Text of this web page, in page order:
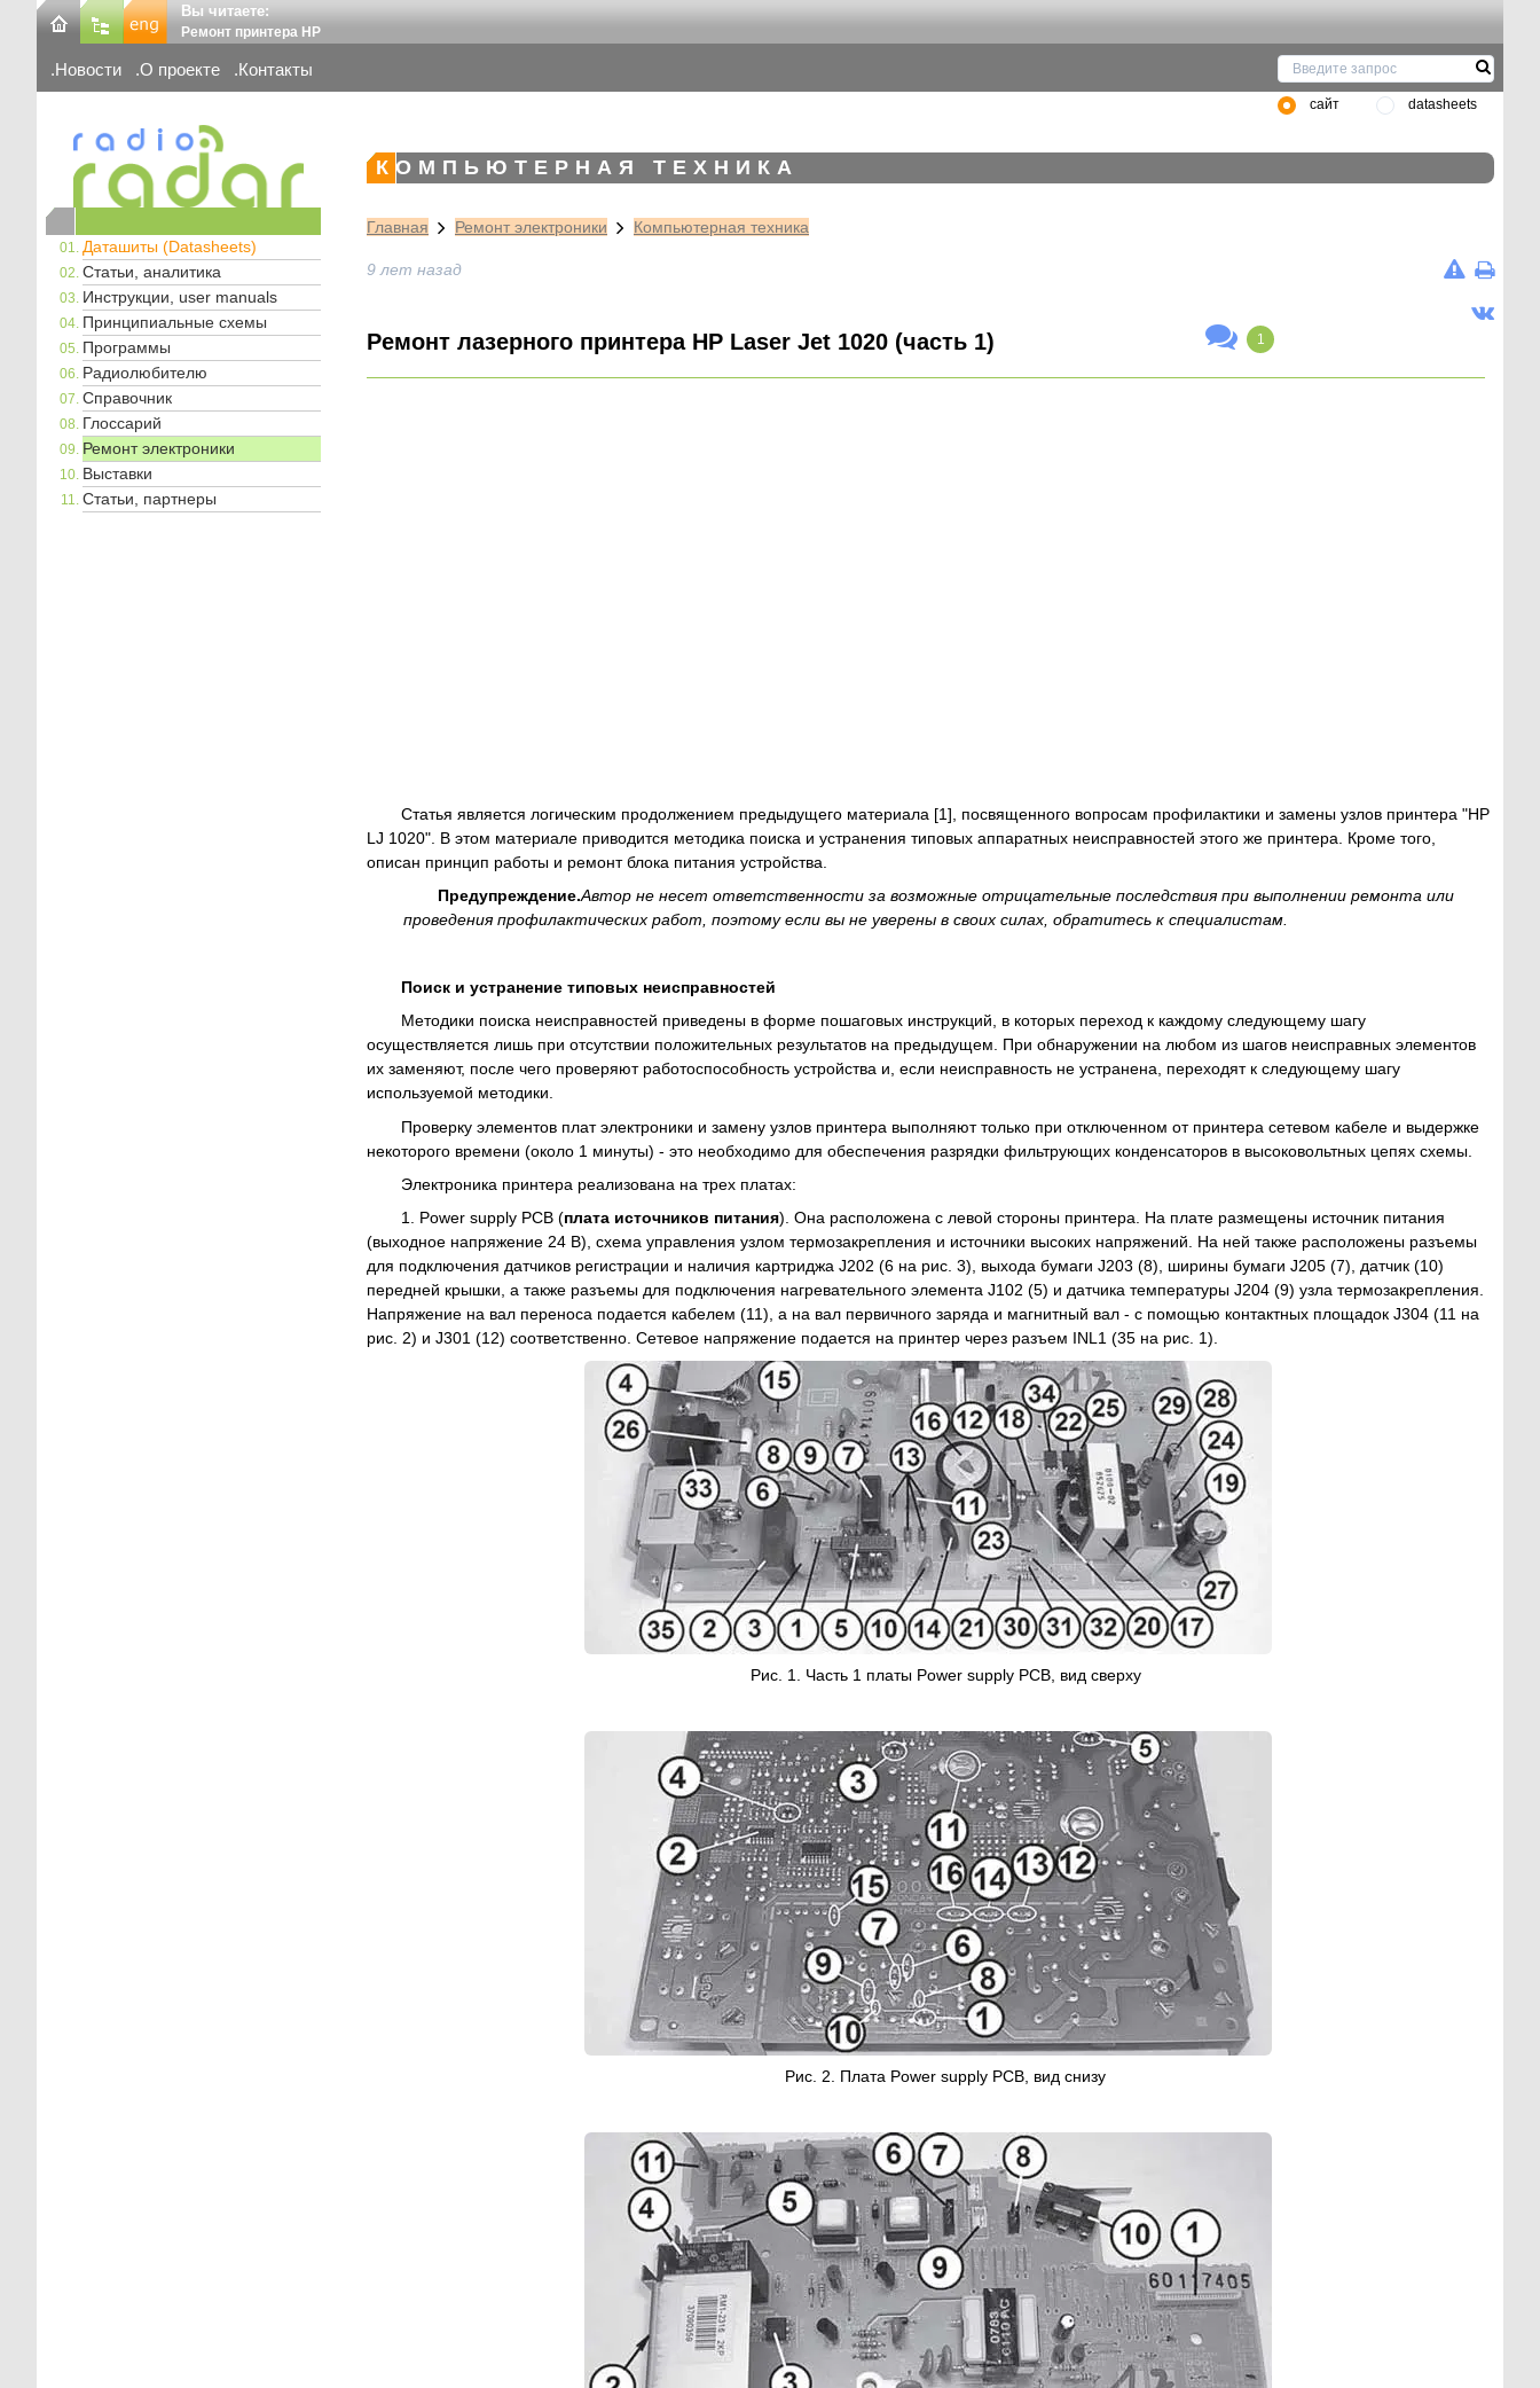
Вы читаете:
Ремонт принтера HP
Новости О проекте Контакты
сайт datasheets
Даташиты (Datasheets)
Статьи, аналитика
Инструкции, user manuals
Принципиальные схемы
Программы
Радиолюбителю
Справочник
Глоссарий
Ремонт электроники
Выставки
Статьи, партнеры
КОМПЬЮТЕРНАЯ ТЕХНИКА
Главная Ремонт электроники Компьютерная техника
9 лет назад
Ремонт лазерного принтера HP Laser Jet 1020 (часть 1) 1
Статья является логическим продолжением предыдущего материала [1], посвященного вопросам профилактики и замены узлов принтера "HP
LJ 1020". В этом материале приводится методика поиска и устранения типовых аппаратных неисправностей этого же принтера. Кроме того,
описан принцип работы и ремонт блока питания устройства.
Предупреждение.Автор не несет ответственности за возможные отрицательные последствия при выполнении ремонта или
проведения профилактических работ, поэтому если вы не уверены в своих силах, обратитесь к специалистам.
Поиск и устранение типовых неисправностей
Методики поиска неисправностей приведены в форме пошаговых инструкций, в которых переход к каждому следующему шагу
осуществляется лишь при отсутствии положительных результатов на предыдущем. При обнаружении на любом из шагов неисправных элементов
их заменяют, после чего проверяют работоспособность устройства и, если неисправность не устранена, переходят к следующему шагу
используемой методики.
Проверку элементов плат электроники и замену узлов принтера выполняют только при отключенном от принтера сетевом кабеле и выдержке
некоторого времени (около 1 минуты) - это необходимо для обеспечения разрядки фильтрующих конденсаторов в высоковольтных цепях схемы.
Электроника принтера реализована на трех платах:
1. Power supply PCB (плата источников питания). Она расположена с левой стороны принтера. На плате размещены источник питания
(выходное напряжение 24 В), схема управления узлом термозакрепления и источники высоких напряжений. На ней также расположены разъемы
для подключения датчиков регистрации и наличия картриджа J202 (6 на рис. 3), выхода бумаги J203 (8), ширины бумаги J205 (7), датчик (10)
передней крышки, а также разъемы для подключения нагревательного элемента J102 (5) и датчика температуры J204 (9) узла термозакрепления.
Напряжение на вал переноса подается кабелем (11), а на вал первичного заряда и магнитный вал - с помощью контактных площадок J304 (11 на
рис. 2) и J301 (12) соответственно. Сетевое напряжение подается на принтер через разъем INL1 (35 на рис. 1).
Рис. 1. Часть 1 платы Power supply PCB, вид сверху
Рис. 2. Плата Power supply PCB, вид снизу